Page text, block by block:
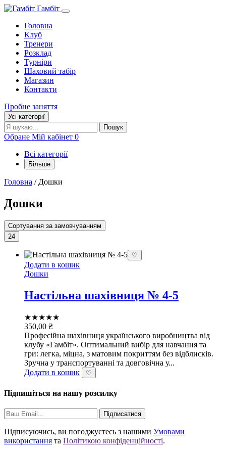
Гамбіт
Головна
Клуб
Тренери
Розклад
Турніри
Шаховий табір
Магазин
Контакти
Пробне заняття
Усі категорії
Пошук: Пошук
Обране Мій кабінет 0
Всі категорії
Більше
Головна / Дошки
Дошки
Сортування за замовчуванням
24
♡
Додати в кошик
Дошки
Настільна шахівниця № 4-5
★★★★★
350,00 ₴
Професійна шахівниця українського виробництва від
клубу «Гамбіт». Оптимальний вибір для навчання та
гри: легка, міцна, з матовим покриттям без відблисків.
Зручна у транспортуванні та довговічна у...
Додати в кошик
♡
Підпишіться на нашу розсилку
Підписатися
Підписуючись, ви погоджуєтесь з нашими Умовами
використання та Політикою конфіденційності.